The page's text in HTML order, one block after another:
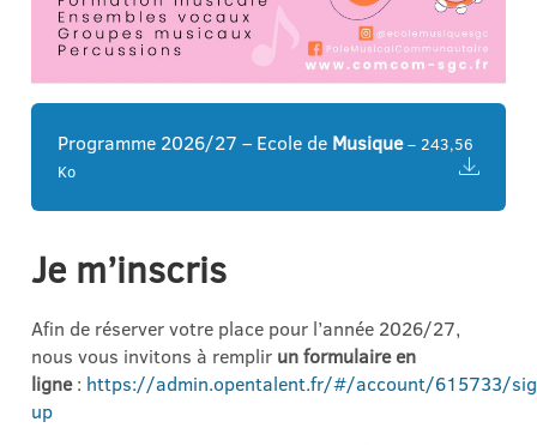
Programme 2026/27 – Ecole de Musique – 243,56
Ko
Je m’inscris
Afin de réserver votre place pour l’année 2026/27,
nous vous invitons à remplir un formulaire en
ligne: https://admin.opentalent.fr/#/account/615733/
up